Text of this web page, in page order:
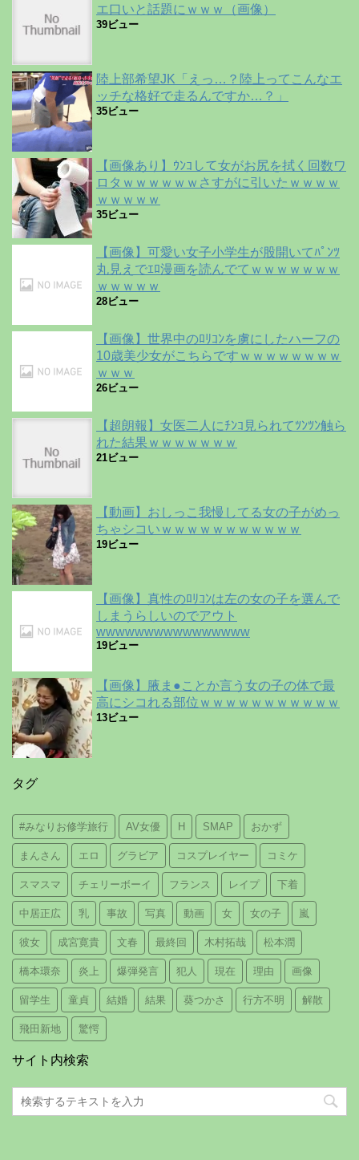
エ口いと話題にｗｗｗ（画像）
39ビュー
陸上部希望JK「えっ…？陸上ってこんなエ
ッチな格好で走るんですか…？」
35ビュー
【画像あり】ｳﾝｺして女がお尻を拭く回数ワ
ロタｗｗｗｗｗｗさすがに引いたｗｗｗｗ
ｗｗｗｗｗ
35ビュー
【画像】可愛い女子小学生が股開いてﾊﾟﾝﾂ
丸見えでｴﾛ漫画を読んでてｗｗｗｗｗｗｗ
ｗｗｗｗｗ
28ビュー
【画像】世界中のﾛﾘｺﾝを虜にしたハーフの
10歳美少女がこちらですｗｗｗｗｗｗｗｗ
ｗｗｗ
26ビュー
【超朗報】女医二人にﾁﾝｺ見られてﾂﾝﾂﾝ触ら
れた結果ｗｗｗｗｗｗｗ
21ビュー
【動画】おしっこ我慢してる女の子がめっ
ちゃシコいｗｗｗｗｗｗｗｗｗｗｗ
19ビュー
【画像】真性のﾛﾘｺﾝは左の女の子を選んで
しまうらしいのでアウト
wwwwwwwwwwwwwwww
19ビュー
【画像】腋ま●ことか言う女の子の体で最
高にシコれる部位ｗｗｗｗｗｗｗｗｗｗｗ
13ビュー
タグ
#みなりお修学旅行 AV女優 H SMAP おかず
まんさん エロ グラビア コスプレイヤー コミケ
スマスマ チェリーボーイ フランス レイプ 下着
中居正広 乳 事故 写真 動画 女 女の子 嵐
彼女 成宮寛貴 文春 最終回 木村拓哉 松本潤
橋本環奈 炎上 爆弾発言 犯人 現在 理由 画像
留学生 童貞 結婚 結果 葵つかさ 行方不明 解散
飛田新地 驚愕
サイト内検索